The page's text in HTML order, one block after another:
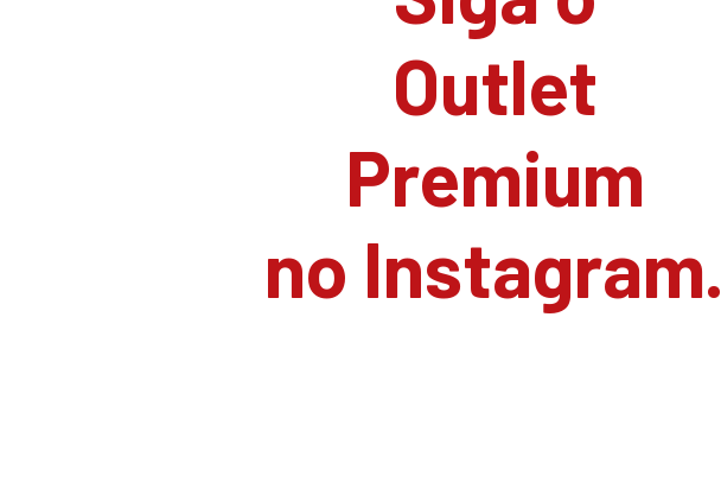
Outlet
Premium
no Instagram.